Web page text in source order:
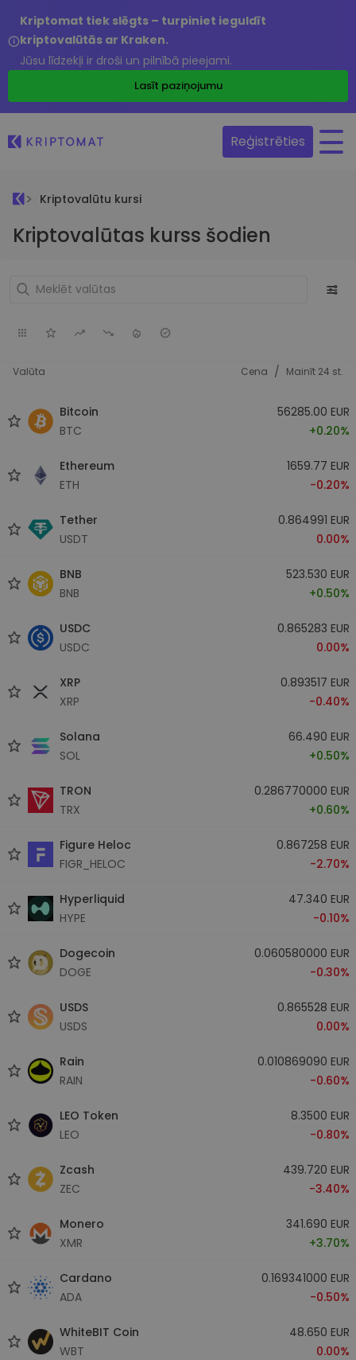
Kriptomat tiek slēgts – turpiniet ieguldīt
kriptovalūtās ar Kraken.
Jūsu līdzekļi ir droši un pilnībā pieejami.
Lasīt paziņojumu
Reģistrēties
Kriptovalūtu kursi
Kriptovalūtas kurss šodien
Valūta Cena / Mainīt 24 st.
Bitcoin
BTC
56285.00 EUR
+0.20%
Ethereum
ETH
1659.77 EUR
-0.20%
Tether
USDT
0.864991 EUR
0.00%
BNB
BNB
523.530 EUR
+0.50%
USDC
USDC
0.865283 EUR
0.00%
XRP
XRP
0.893517 EUR
-0.40%
Solana
SOL
66.490 EUR
+0.50%
TRON
TRX
0.286770000 EUR
+0.60%
Figure Heloc
FIGR_HELOC
0.867258 EUR
-2.70%
Hyperliquid
HYPE
47.340 EUR
-0.10%
Dogecoin
DOGE
0.060580000 EUR
-0.30%
USDS
USDS
0.865528 EUR
0.00%
Rain
RAIN
0.010869090 EUR
-0.60%
LEO Token
LEO
8.3500 EUR
-0.80%
Zcash
ZEC
439.720 EUR
-3.40%
Monero
XMR
341.690 EUR
+3.70%
Cardano
ADA
0.169341000 EUR
-0.50%
WhiteBIT Coin
WBT
48.650 EUR
0.00%